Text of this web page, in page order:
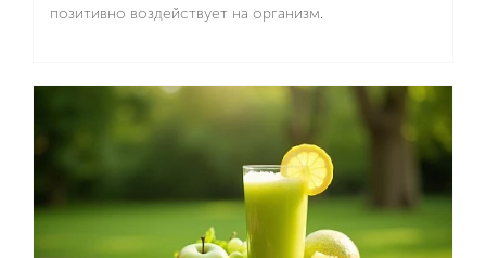
позитивно воздействует на организм.
Подробнее